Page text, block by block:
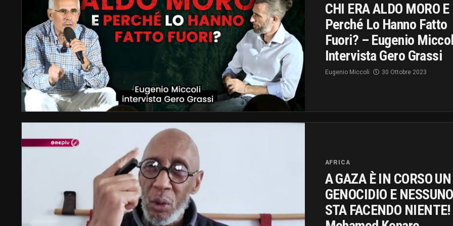
CHI ERA ALDO MORO E
Perché Lo Hanno Fatto
Fuori? – Eugenio
Intervista Gero Grassi
Eugenio Miccoli 30 Ottobre 2023
AFRICA
A GAZA È IN CORSO UN
GENOCIDIO E NESSUNO
STA FACENDO